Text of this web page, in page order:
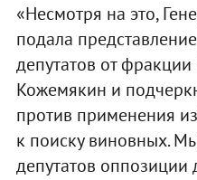
«Несмотря на это,
подала
депутатов от
Кожемякин и
против применения
к поиску виновных.
депутатов оппозиции